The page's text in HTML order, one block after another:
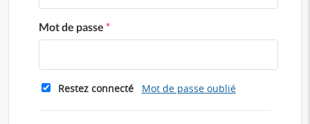
Mot de passe *
Restez connecté Mot de passe oublié